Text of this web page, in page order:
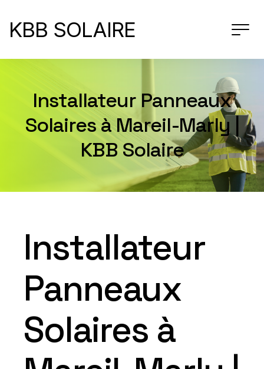
KBB SOLAIRE
Installateur Panneaux
Solaires à Mareil-Marly |
KBB Solaire
Installateur
Panneaux
Solaires à